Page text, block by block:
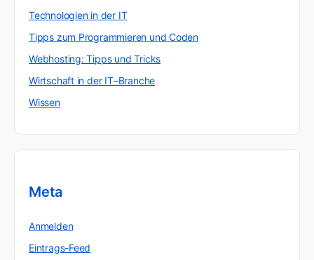
Technologien in der IT
Tipps zum Programmieren und Coden
Webhosting: Tipps und Tricks
Wirtschaft in der IT–Branche
Wissen
Meta
Anmelden
Eintrags-Feed